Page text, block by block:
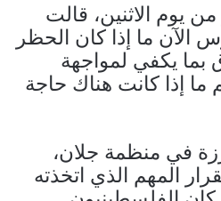
يوم الاثنين، قالت
الآن ما إذا كان الحظر
بما يكفي لمواجهة
إذا كانت هناك حاجة
في منظمة جلان،
المهم الذي اتخذته